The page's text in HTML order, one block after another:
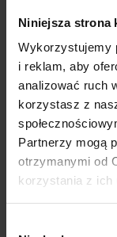
Niniejsza strona
Wykorzystujemy
i reklam, aby
analizować ruch
korzystasz z
Partnerzy mogą
otrzymanymi od
korzystania z ich
Historia